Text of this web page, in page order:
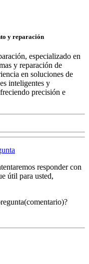
y reparación
especializado en
y reparación de
en soluciones de
inteligentes y
precisión e
responder con
útil para usted,